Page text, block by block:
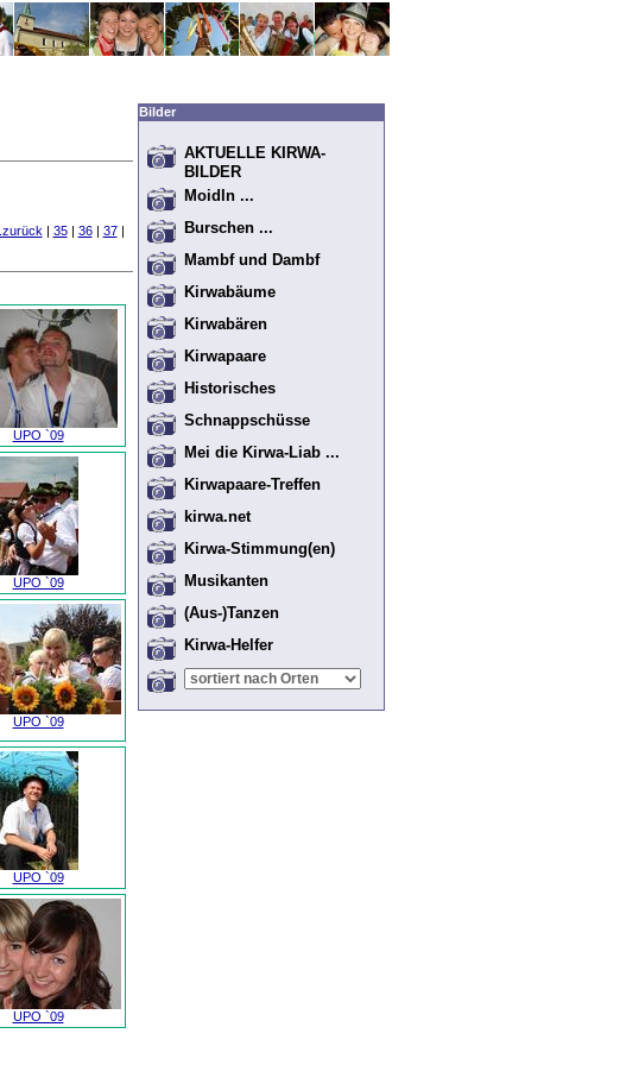
..zurück | 35| 36| 37|
UPO `09
UPO `09
UPO `09
UPO `09
UPO `09
Bilder
AKTUELLE KIRWA-
BILDER
Moidln ...
Burschen ...
Mambf und Dambf
Kirwabäume
Kirwabären
Kirwapaare
Historisches
Schnappschüsse
Mei die Kirwa-Liab ...
Kirwapaare-Treffen
kirwa.net
Kirwa-Stimmung(en)
Musikanten
(Aus-)Tanzen
Kirwa-Helfer